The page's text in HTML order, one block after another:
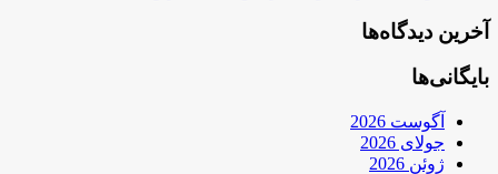
آخرین دیدگاه‌ها
بایگانی‌ها
آگوست 2026
جولای 2026
ژوئن 2026